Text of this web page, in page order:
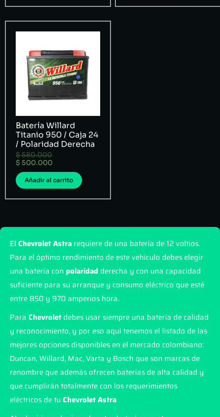
Batería Willard
Titanio 950 / Caja 24
/ Polaridad Derecha
$580.000
$ 500.000
Añadir al carrito
El Chevrolet Astra requiere de una batería de 12 voltios.
Para el óptimo rendimiento de este vehículo debes elegir
una batería con polaridad derecha y con una capacidad
suficiente para su arranque y consumo eléctrico que esté
entre 850 y 970 amperios hora.
Para Chevrolet debes usar siempre una batería de calidad
y reconocimiento, y por eso aquí tenemos el listado de las
mejores opciones disponibles en el mercado colombiano:
Duncan, Willard, Mac, Varta y Bosch que son marcas de
renombre que además ofrecen baterías de alta calidad y
que cumplirán totalmente con los requerimientos
eléctricos de tu Chevrolet Astra